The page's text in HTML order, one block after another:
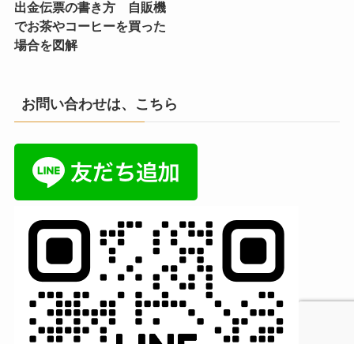
出金伝票の書き方 自販機
でお茶やコーヒーを買った
場合を図解
お問い合わせは、こちら